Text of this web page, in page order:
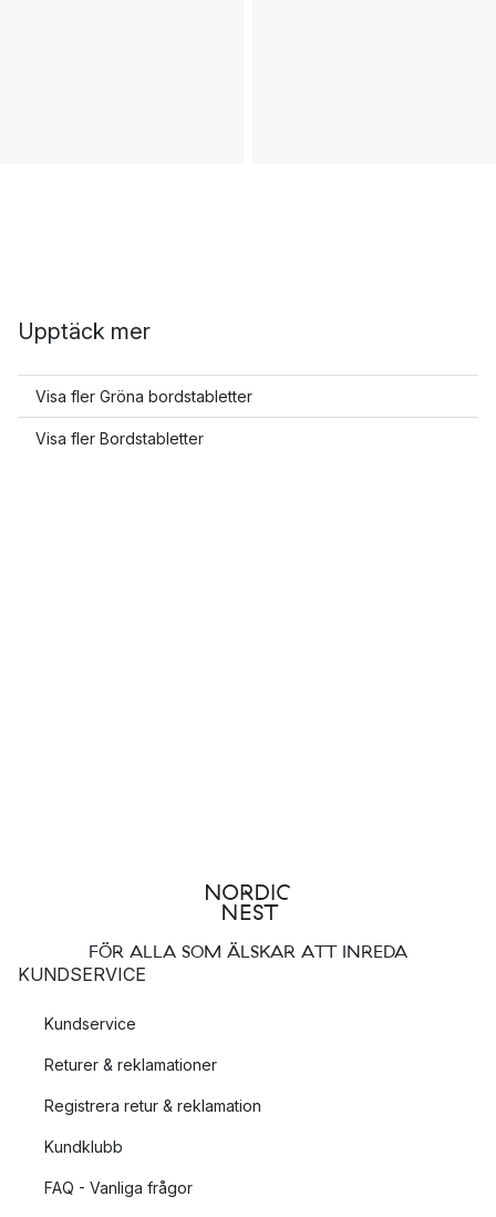
Upptäck mer
Visa fler Gröna bordstabletter
Visa fler Bordstabletter
FÖR ALLA SOM ÄLSKAR ATT INREDA
KUNDSERVICE
Kundservice
Returer & reklamationer
Registrera retur & reklamation
Kundklubb
FAQ - Vanliga frågor